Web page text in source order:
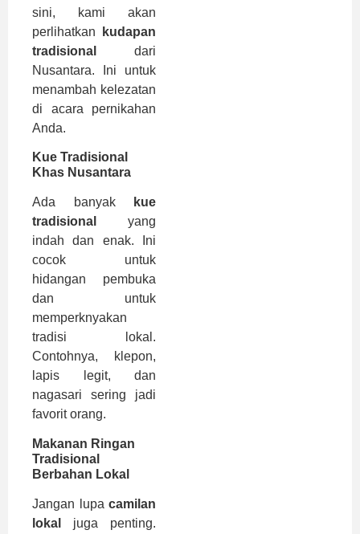
sini, kami akan
perlihatkan
kudapan
tradisional
dari
Nusantara. Ini untuk
menambah kelezatan
di acara pernikahan
Anda.
Kue Tradisional
Khas Nusantara
Ada banyak
kue
tradisional
yang
indah dan enak. Ini
cocok untuk
hidangan pembuka
dan untuk
memperknyakan
tradisi lokal.
Contohnya, klepon,
lapis legit, dan
nagasari sering jadi
favorit orang.
Makanan Ringan
Tradisional
Berbahan Lokal
Jangan lupa camilan
lokal
juga penting.